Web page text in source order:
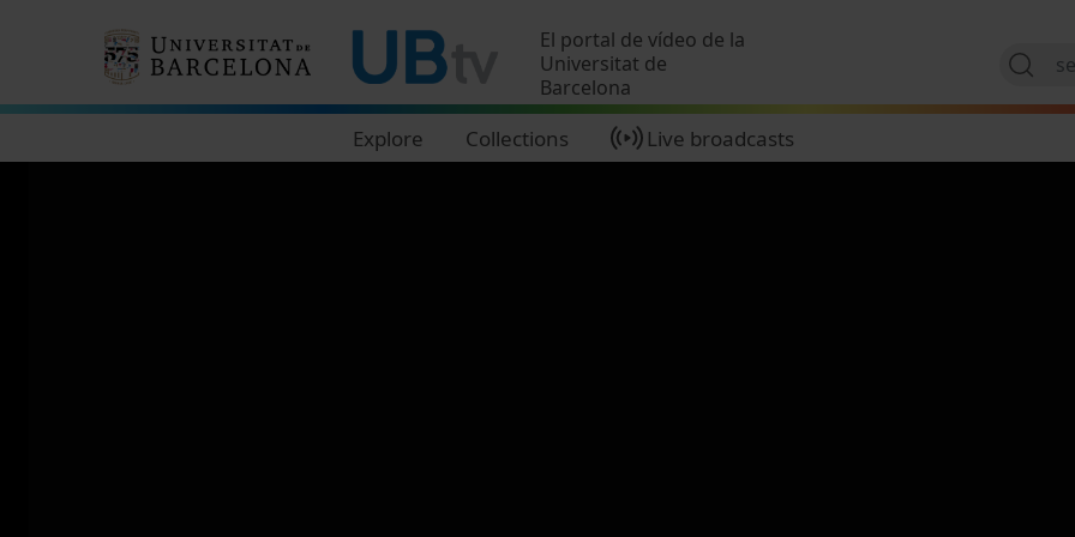
El portal de vídeo de la
Universitat de
Barcelona
Explore Collections Live broadcasts